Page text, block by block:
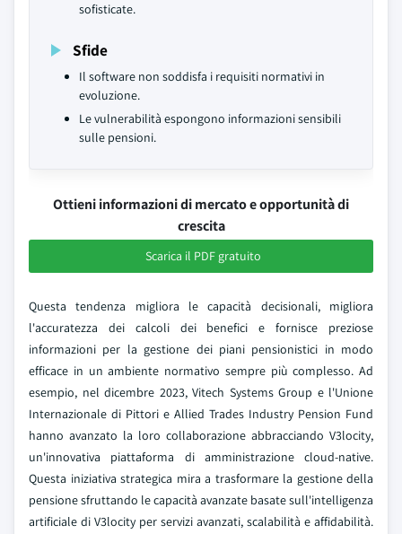
sofisticate.
Sfide
Il software non soddisfa i requisiti normativi in
evoluzione.
Le vulnerabilità espongono informazioni sensibili
sulle pensioni.
Ottieni informazioni di mercato e opportunità di
crescita
Scarica il PDF gratuito
Questa tendenza migliora le capacità decisionali, migliora
l'accuratezza dei calcoli dei benefici e fornisce preziose
informazioni per la gestione dei piani pensionistici in modo
efficace in un ambiente normativo sempre più complesso. Ad
esempio, nel dicembre 2023, Vitech Systems Group e l'Unione
Internazionale di Pittori e Allied Trades Industry Pension Fund
hanno avanzato la loro collaborazione abbracciando V3locity,
un'innovativa piattaforma di amministrazione cloud-native.
Questa iniziativa strategica mira a trasformare la gestione della
pensione sfruttando le capacità avanzate basate sull'intelligenza
artificiale di V3locity per servizi avanzati, scalabilità e affidabilità.